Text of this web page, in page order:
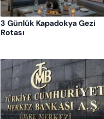
3 Günlük Kapadokya Gezi
Rotası